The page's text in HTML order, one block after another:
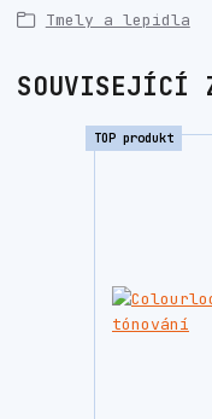
Tmely a lepidla
SOUVISEJÍCÍ
TOP produkt